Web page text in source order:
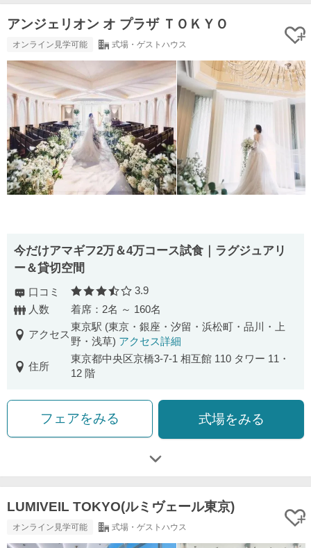
アンジェリオン オ プラザ ＴＯＫＹＯ
オンライン見学可能 式場・ゲストハウス
今だけアマギフ2万＆4万コース試食｜ラグジュアリ
ー＆貸切空間
口コミ 口コミ評価
3.9
人数
着席：2名 ～ 160名
アクセス
東京駅 (東京・銀座・汐留・浜松町・品川・上
野・浅草) アクセス詳細
住所
東京都中央区京橋3-7-1 相互館 110 タワー 11・
12 階
フェアをみる 式場をみる
LUMIVEIL TOKYO(ルミヴェール東京)
オンライン見学可能 式場・ゲストハウス